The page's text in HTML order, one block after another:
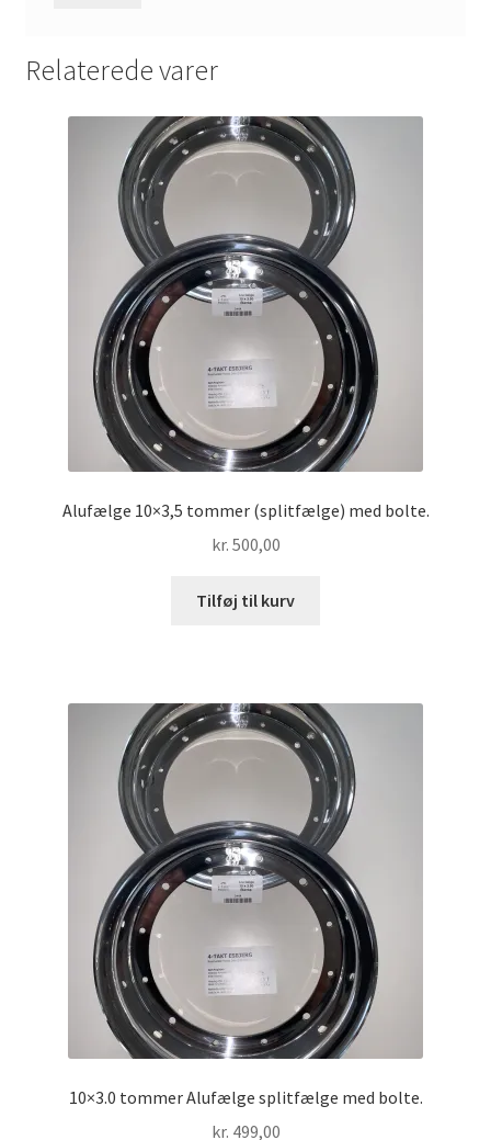
Relaterede varer
Alufælge 10×3,5 tommer (splitfælge) med bolte.
kr. 500,00
Tilføj til kurv
10×3.0 tommer Alufælge splitfælge med bolte.
kr. 499,00